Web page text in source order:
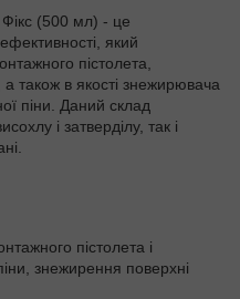
(500 мл) - це
який
пістолета,
а також в якості знежирювача
піни. Даний склад
і затверділу, так і
пістолета і
знежирення поверхні